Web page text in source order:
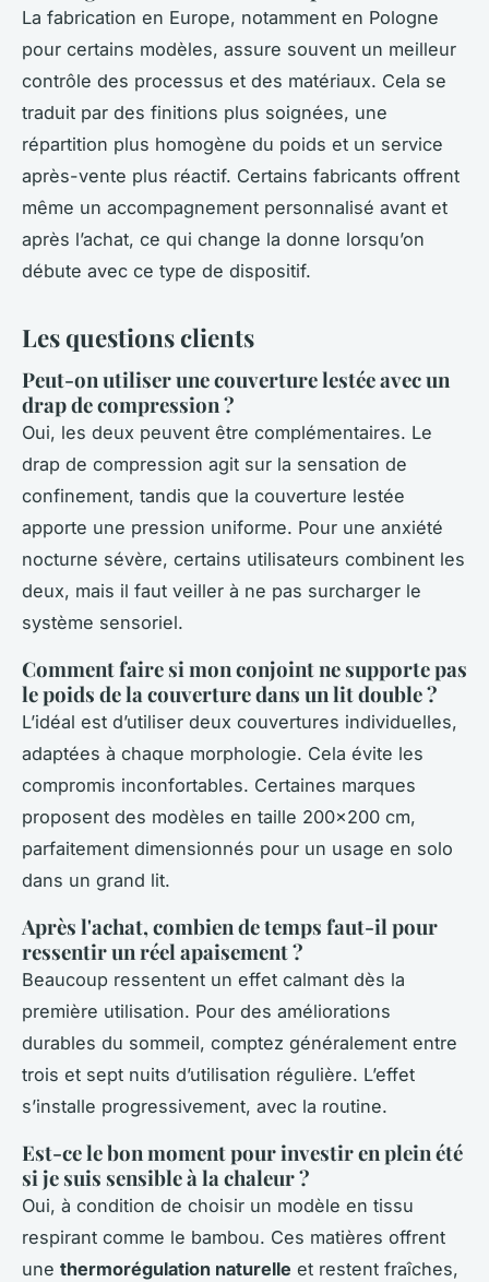
La fabrication en Europe, notamment en Pologne
pour certains modèles, assure souvent un meilleur
contrôle des processus et des matériaux. Cela se
traduit par des finitions plus soignées, une
répartition plus homogène du poids et un service
après-vente plus réactif. Certains fabricants offrent
même un accompagnement personnalisé avant et
après l’achat, ce qui change la donne lorsqu’on
débute avec ce type de dispositif.
Les questions clients
Peut-on utiliser une couverture lestée avec un
drap de compression ?
Oui, les deux peuvent être complémentaires. Le
drap de compression agit sur la sensation de
confinement, tandis que la couverture lestée
apporte une pression uniforme. Pour une anxiété
nocturne sévère, certains utilisateurs combinent les
deux, mais il faut veiller à ne pas surcharger le
système sensoriel.
Comment faire si mon conjoint ne supporte pas
le poids de la couverture dans un lit double ?
L’idéal est d’utiliser deux couvertures individuelles,
adaptées à chaque morphologie. Cela évite les
compromis inconfortables. Certaines marques
proposent des modèles en taille 200x200 cm,
parfaitement dimensionnés pour un usage en solo
dans un grand lit.
Après l'achat, combien de temps faut-il pour
ressentir un réel apaisement ?
Beaucoup ressentent un effet calmant dès la
première utilisation. Pour des améliorations
durables du sommeil, comptez généralement entre
trois et sept nuits d’utilisation régulière. L’effet
s’installe progressivement, avec la routine.
Est-ce le bon moment pour investir en plein été
si je suis sensible à la chaleur ?
Oui, à condition de choisir un modèle en tissu
respirant comme le bambou. Ces matières offrent
une thermorégulation naturelle et restent fraîches,